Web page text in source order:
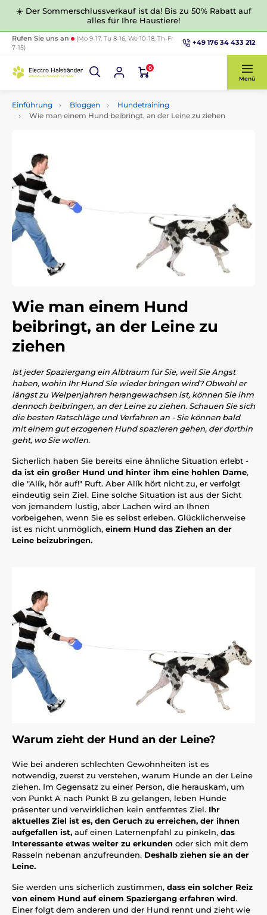
☀️ Der Sommerschlussverkauf ist da! Bis zu 50% Rabatt auf
alles für Ihre Haustiere!
Rufen Sie uns an
(Mo 9-17, Tu 8-16, We 10-18, Th-Fr
7-15)
+49 176 34 433 212
0
Menü
Einführung Bloggen
Hundetraining
Wie man einem Hund beibringt, an der Leine zu ziehen
Wie man einem Hund
beibringt, an der Leine zu
ziehen
Ist jeder Spaziergang ein Albtraum für Sie, weil Sie Angst
haben, wohin Ihr Hund Sie wieder bringen wird? Obwohl er
längst zu Welpenjahren herangewachsen ist, können Sie ihm
dennoch beibringen, an der Leine zu ziehen. Schauen Sie sich
die besten Ratschläge und Verfahren an - Sie können bald
mit einem gut erzogenen Hund spazieren gehen, der dorthin
geht, wo Sie wollen.
Sicherlich haben Sie bereits eine ähnliche Situation erlebt -
da ist ein großer Hund und hinter ihm eine hohlen Dame,
die "Alík, hör auf!" Ruft. Aber Alík hört nicht zu, er verfolgt
eindeutig sein Ziel. Eine solche Situation ist aus der Sicht
von jemandem lustig, aber Lachen wird an Ihnen
vorbeigehen, wenn Sie es selbst erleben. Glücklicherweise
ist es nicht unmöglich, einem Hund das Ziehen an der
Leine beizubringen.
Warum zieht der Hund an der Leine?
Wie bei anderen schlechten Gewohnheiten ist es
notwendig, zuerst zu verstehen, warum Hunde an der Leine
ziehen. Im Gegensatz zu einer Person, die herauskam, um
von Punkt A nach Punkt B zu gelangen, leben Hunde
präsenter und verwirklichen kein entferntes Ziel. Ihr
aktuelles Ziel ist es, den Geruch zu erreichen, der ihnen
aufgefallen ist, auf einen Laternenpfahl zu pinkeln, das
Interessante etwas weiter zu erkunden oder sich mit dem
Rasseln nebenan anzufreunden. Deshalb ziehen sie an der
Leine.
Sie werden uns sicherlich zustimmen, dass ein solcher Reiz
von einem Hund auf einem Spaziergang erfahren wird.
Einer folgt dem anderen und der Hund rennt und zieht wie